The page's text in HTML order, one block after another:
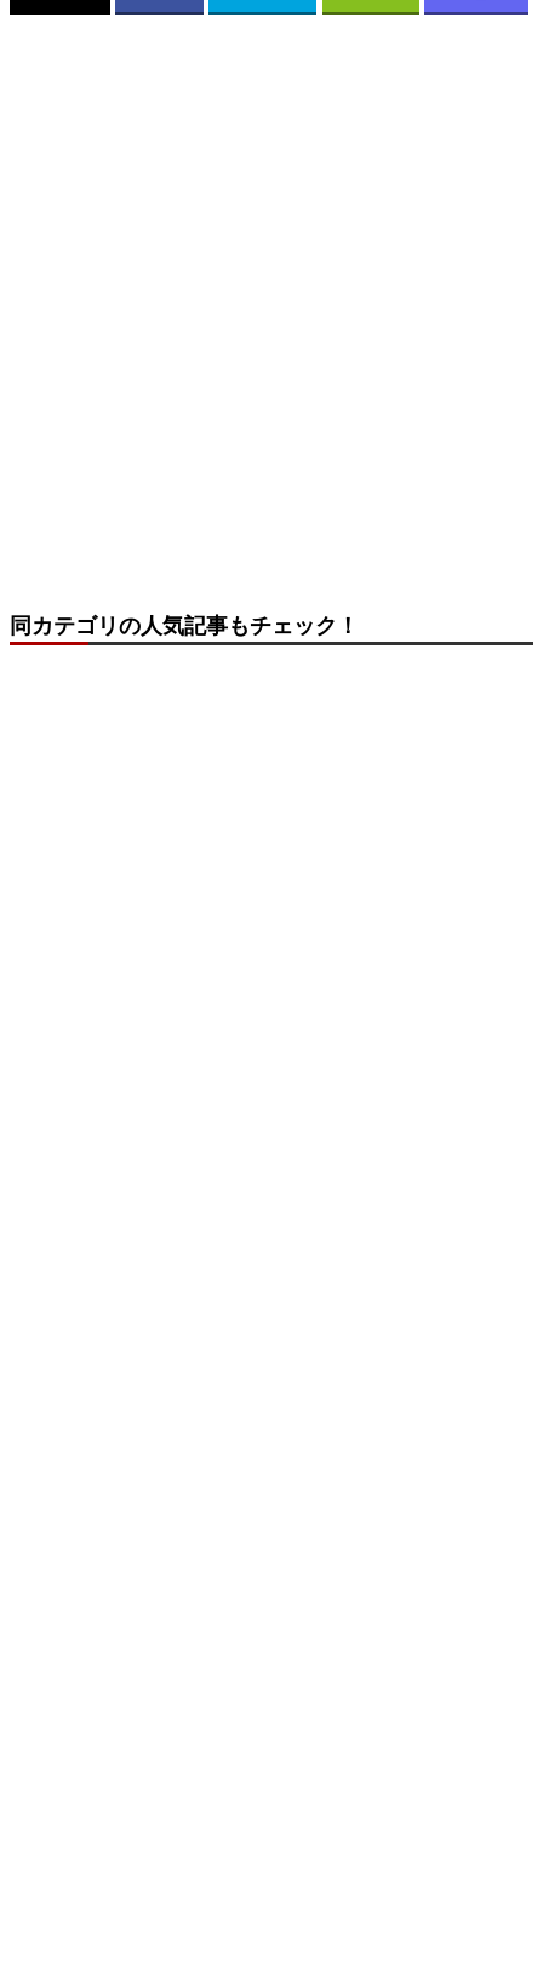
同カテゴリの人気記事もチェック！